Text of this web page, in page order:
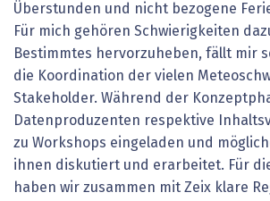
Überstunden und nicht bezogene
Für mich gehören Schwierigkeiten
Bestimmtes hervorzuheben, fällt mir
die Koordination der vielen
Stakeholder. Während der
Datenproduzenten respektive
zu Workshops eingeladen und
ihnen diskutiert und erarbeitet. Für
haben wir zusammen mit Zeix klare